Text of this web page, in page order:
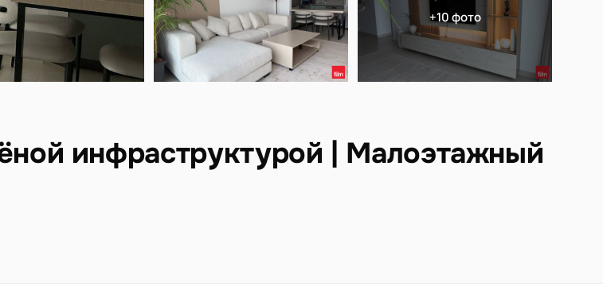
+10 фото
инфраструктурой | Малоэтажный